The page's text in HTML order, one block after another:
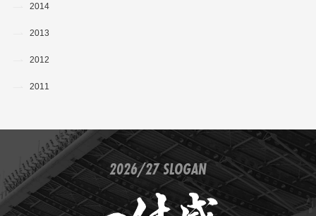
2014
2013
2012
2011
2026/27 SLOGAN